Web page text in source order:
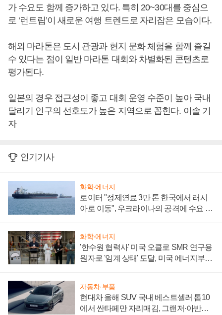
가 수요도 함께 증가하고 있다. 특히 20~30대를 중심으
로 ‘런트립’이 새로운 여행 트렌드로 자리잡은 모습이다.
해외 마라톤은 도시 관광과 현지 문화 체험을 함께 즐길
수 있다는 점이 일반 마라톤 대회와 차별화된 콘텐츠로
평가된다.
일본의 경우 접근성이 좋고 대회 운영 수준이 높아 국내
달리기 인구의 선호도가 높은 지역으로 꼽힌다. 이솔 기
자
인기기사
화학·에너지
로이터 "정제연료 3만 톤 한국에서 러시
아로 이동", 우크라이나의 공격에 수요 늘
화학·에너지
'한수원 협력사' 미국 오클로 SMR 연구용
원자로 '임계 상태' 도달, 미국 에너지부
자동차·부품
현대차 올해 SUV 국내 베스트셀러 톱10
에서 싼타페만 자리매김, 그랜저·아반떼